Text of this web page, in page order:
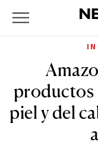
Skip
Primary
productos
piel y del